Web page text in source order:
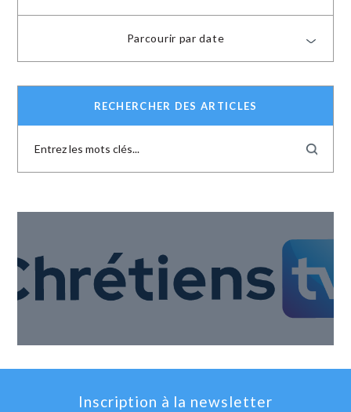
Parcourir par date
RECHERCHER DES ARTICLES
Inscription à la newsletter